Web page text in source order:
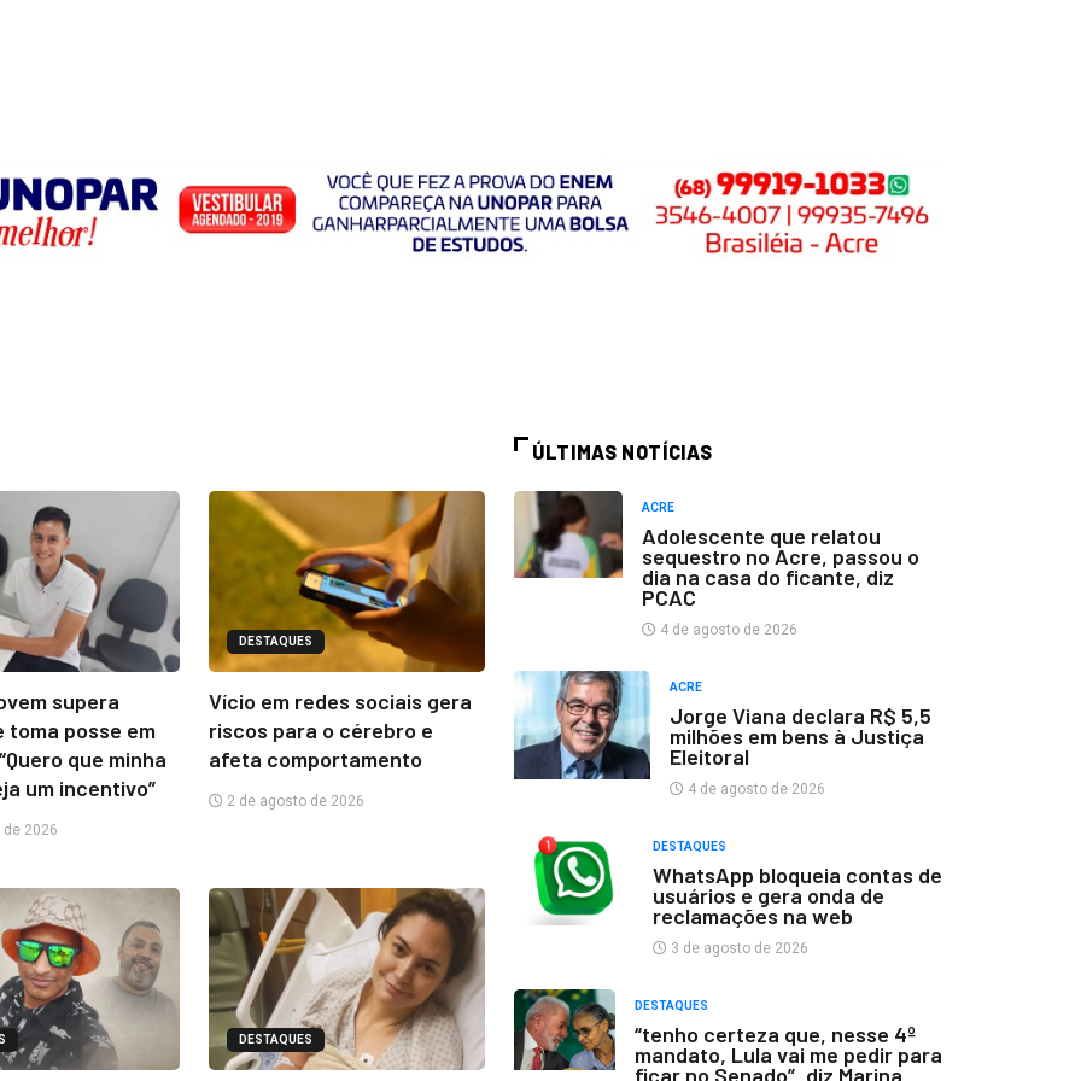
supera
toma posse em
que minha
um incentivo”
2026
DESTAQUES
Vício em redes sociais gera
riscos para o cérebro e
afeta comportamento
2 de agosto de 2026
DESTAQUES
ÚLTIMAS NOTÍCIAS
ACRE
Adolescente que relatou
sequestro no Acre, passou o
dia na casa do ficante, diz
PCAC
4 de agosto de 2026
ACRE
Jorge Viana declara R$ 5,5
milhões em bens à Justiça
Eleitoral
4 de agosto de 2026
DESTAQUES
WhatsApp bloqueia contas de
usuários e gera onda de
reclamações na web
3 de agosto de 2026
DESTAQUES
“tenho certeza que, nesse 4º
mandato, Lula vai me pedir para
ficar no Senado”, diz Marina